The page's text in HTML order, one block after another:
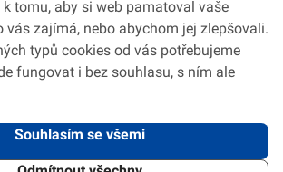
• Informace jsou poskytovány v souladu se zákonem
tomu, aby si web pamatoval vaše
vás zajímá, nebo abychom jej zlepšovali.
typů cookies od vás potřebujeme
fungovat i bez souhlasu, s ním ale
Souhlasím se všemi